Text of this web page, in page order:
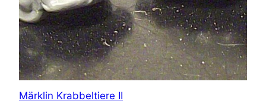
Märklin Krabbeltiere II